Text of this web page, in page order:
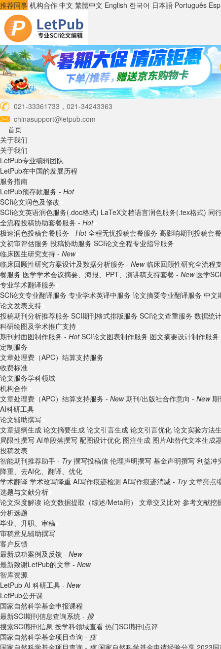
推荐同事 机构合作 中文 繁體中文 English 한국어 日本語 Português
021-33361733，021-34243363
chinasupport@letpub.com
首页
关于我们
关于我们
LetPub专业编辑团队
LetPub在中国的发展历程
服务指南
LetPub预存款服务 - Hot
SCI论文润色及修改
SCI论文英语润色服务(.doc格式) LaTeX文档语言润色服务(.tex格式) 同
全流程投稿协助套餐服务 - Hot
极速润色投稿套餐服务 - Hot 全程无忧投稿套餐服务 高影响期刊投稿套
文初审评估服务 投稿协助服务 SCI论文全程专业指导服务
临床医生研究支持 - New
临床回顾性研究方案设计及数据分析服务 - New 临床回顾性研究全流程
餐服务 医学学术会议摘要、海报、PPT、演讲稿支持套餐 - New 医学
专业学术翻译服务
SCI论文专业翻译服务 专业学术英译中服务 论文摘要专业翻译服务 中文
论文发表支持
投稿期刊分析推荐服务 SCI期刊格式排版服务 SCI论文查重服务 数据统
科研绘图及学术推广支持
期刊封面图制作服务 - Hot SCI论文图表制作服务 图文摘要设计制作服务
定制服务
文章处理费（APC）结算支持服务
收费标准
论文服务学科领域
机构合作
文章处理费（APC）结算支持服务 - New 期刊/出版社合作意向 - New
AI科研工具
论文辅助撰写
文章提纲生成 论文摘要生成 论文引言生成 论文引言优化 论文实验方法
局限性撰写 AI单段落撰写 配图设计优化 图注生成 图片Alt替代文本生成
投稿发表
智能期刊推荐助手 - Try 撰写投稿信 伦理声明撰写 基金声明撰写 利益冲
降重、去AI化、翻译、优化
学术翻译 学术改写降重 AI写作痕迹检测 AI写作痕迹消减 - Try 文章亮点
选题与文献分析
论文深度解读 论文数据提取（综述/Meta用） 文章交叉比对 参考文献挖
分析选题
毕业、升职、审稿
审稿意见辅助撰写
客户反馈
最新成功案例及反馈 - New
最新致谢LetPub的文章 - New
智库资源
LetPub AI 科研工具 - New
LetPub公开课
国家自然科学基金申报课程
最新SCI期刊信息查询系统 - 搜
搜索SCI期刊信息 按学科领域查看 热门SCI期刊点评
国家自然科学基金项目查询 - 搜
国家自然科学基金项目查询 - 搜 国家自然科学基金申请经验分享 2023